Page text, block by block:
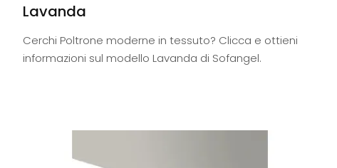
Lavanda
Cerchi Poltrone moderne in tessuto? Clicca e ottieni
informazioni sul modello Lavanda di Sofangel.